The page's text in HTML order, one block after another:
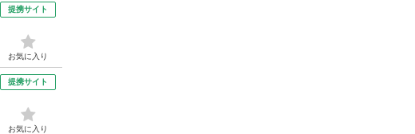
提携サイト
お気に入り
提携サイト
お気に入り